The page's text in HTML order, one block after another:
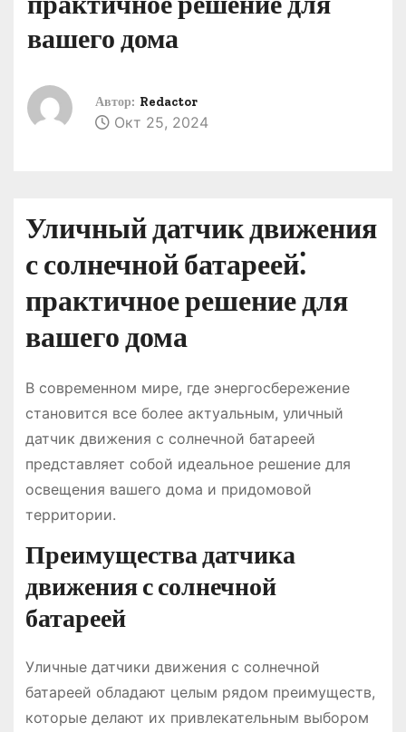
вашего дома
Автор: Redactor
Окт 25, 2024
Уличный датчик движения
с солнечной батареей⁚
практичное решение для
вашего дома
В современном мире, где энергосбережение
становится все более актуальным, уличный
датчик движения с солнечной батареей
представляет собой идеальное решение для
освещения вашего дома и придомовой
территории.
Преимущества датчика
движения с солнечной
батареей
Уличные датчики движения с солнечной
батареей обладают целым рядом преимуществ,
которые делают их привлекательным выбором